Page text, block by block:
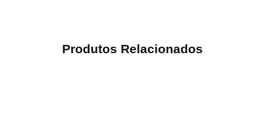
Produtos Relacionados